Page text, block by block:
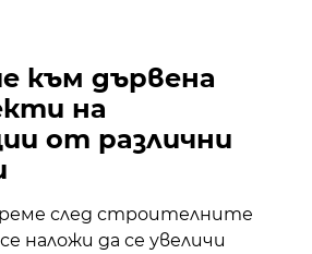
към дървена
на
от различни
след строителните
наложи да се увеличи